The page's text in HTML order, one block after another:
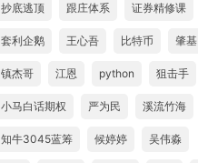
抄底逃顶 跟庄体系 证券精修课
套利企鹅 王心吾 比特币 肇基
镇杰哥 江恩 python 狙击手
小马白话期权 严为民 溪流竹海
知牛3045蓝筹 候婷婷 吴伟淼